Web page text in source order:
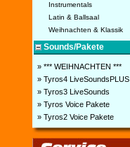
Instrumentals
Latin & Ballsaal
Weihnachten & Klassik
Sounds/Pakete
» *** WEIHNACHTEN ***
» Tyros4 LiveSoundsPLUS
» Tyros3 LiveSounds
» Tyros Voice Pakete
» Tyros2 Voice Pakete